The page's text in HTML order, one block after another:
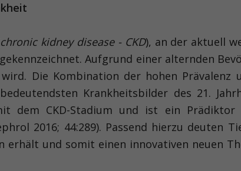
chronic kidney disease - CKD), an der aktuell
Aufgrund einer alternden
Die Kombination der hohen
Krankheitsbilder des 21.
dem CKD-Stadium und ist ein
2016; 44:289). Passend hierzu
und somit einen innovativen neuen